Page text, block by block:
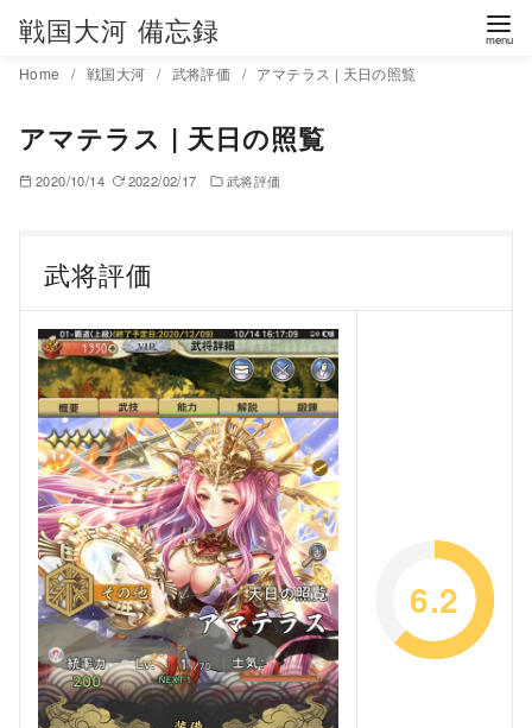
戦国大河 備忘録
Home 戦国大河 武将評価 アマテラス | 天日の照覧
アマテラス | 天日の照覧
2020/10/14 2022/02/17 武将評価
武将評価
6.2